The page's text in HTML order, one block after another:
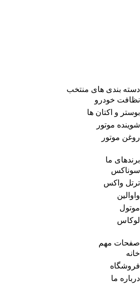
دسته بندی های منتخب
نظافت خودرو
بوستر و اکتان ها
شوینده موتور
روغن موتور
برندهای ما
سوناکس
ترتل واکس
واوالین
موتول
لوکاس
صفحات مهم
خانه
فروشگاه
درباره ما